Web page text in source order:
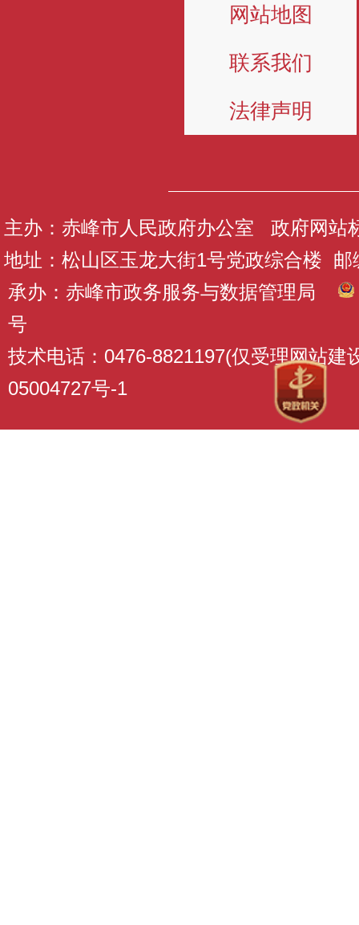
网站地图
联系我们
法律声明
主办：赤峰市人民政府办公室 政府网站
地址：松山区玉龙大街1号党政综合楼 邮
承办：赤峰市政务服务与数据管理局
号
技术电话：0476-8821197(仅受理网站建
05004727号-1